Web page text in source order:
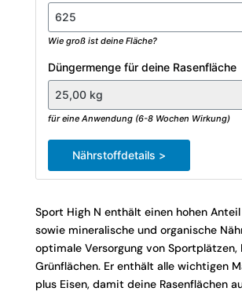
Wie groß ist deine Fläche?
Düngermenge für deine Rasenfläche
für eine Anwendung (6-8 Wochen Wirkung)
Nährstoffdetails >
Sport High N enthält einen hohen
sowie mineralische und organische
optimale Versorgung von Sportplätzen,
Grünflächen. Er enthält alle wichtigen
plus Eisen, damit deine Rasenflächen